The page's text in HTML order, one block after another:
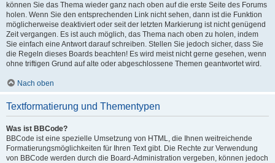
können Sie das Thema wieder ganz nach oben auf die erste Seite des Forums
holen. Wenn Sie den entsprechenden Link nicht sehen, dann ist die Funktion
möglicherweise deaktiviert oder seit der letzten Markierung ist nicht genügend
Zeit vergangen. Es ist auch möglich, das Thema nach oben zu holen, indem
Sie einfach eine Antwort darauf schreiben. Stellen Sie jedoch sicher, dass Sie
die Regeln dieses Boards beachten! Es wird meist nicht gerne gesehen, wenn
ohne triftigen Grund auf alte oder abgeschlossene Themen geantwortet wird.
Nach oben
Textformatierung und Thementypen
Was ist BBCode?
BBCode ist eine spezielle Umsetzung von HTML, die Ihnen weitreichende
Formatierungsmöglichkeiten für Ihren Text gibt. Die Rechte zur Verwendung
von BBCode werden durch die Board-Administration vergeben, können jedoch